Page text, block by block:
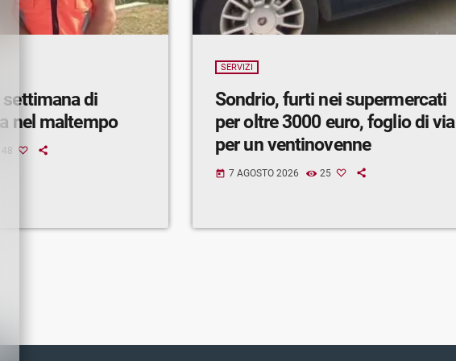
settimana di
nel maltempo
48
SERVIZI
Sondrio, furti nei supermercati
per oltre 3000 euro, foglio di via
per un ventinovenne
today 7 AGOSTO 2026 25